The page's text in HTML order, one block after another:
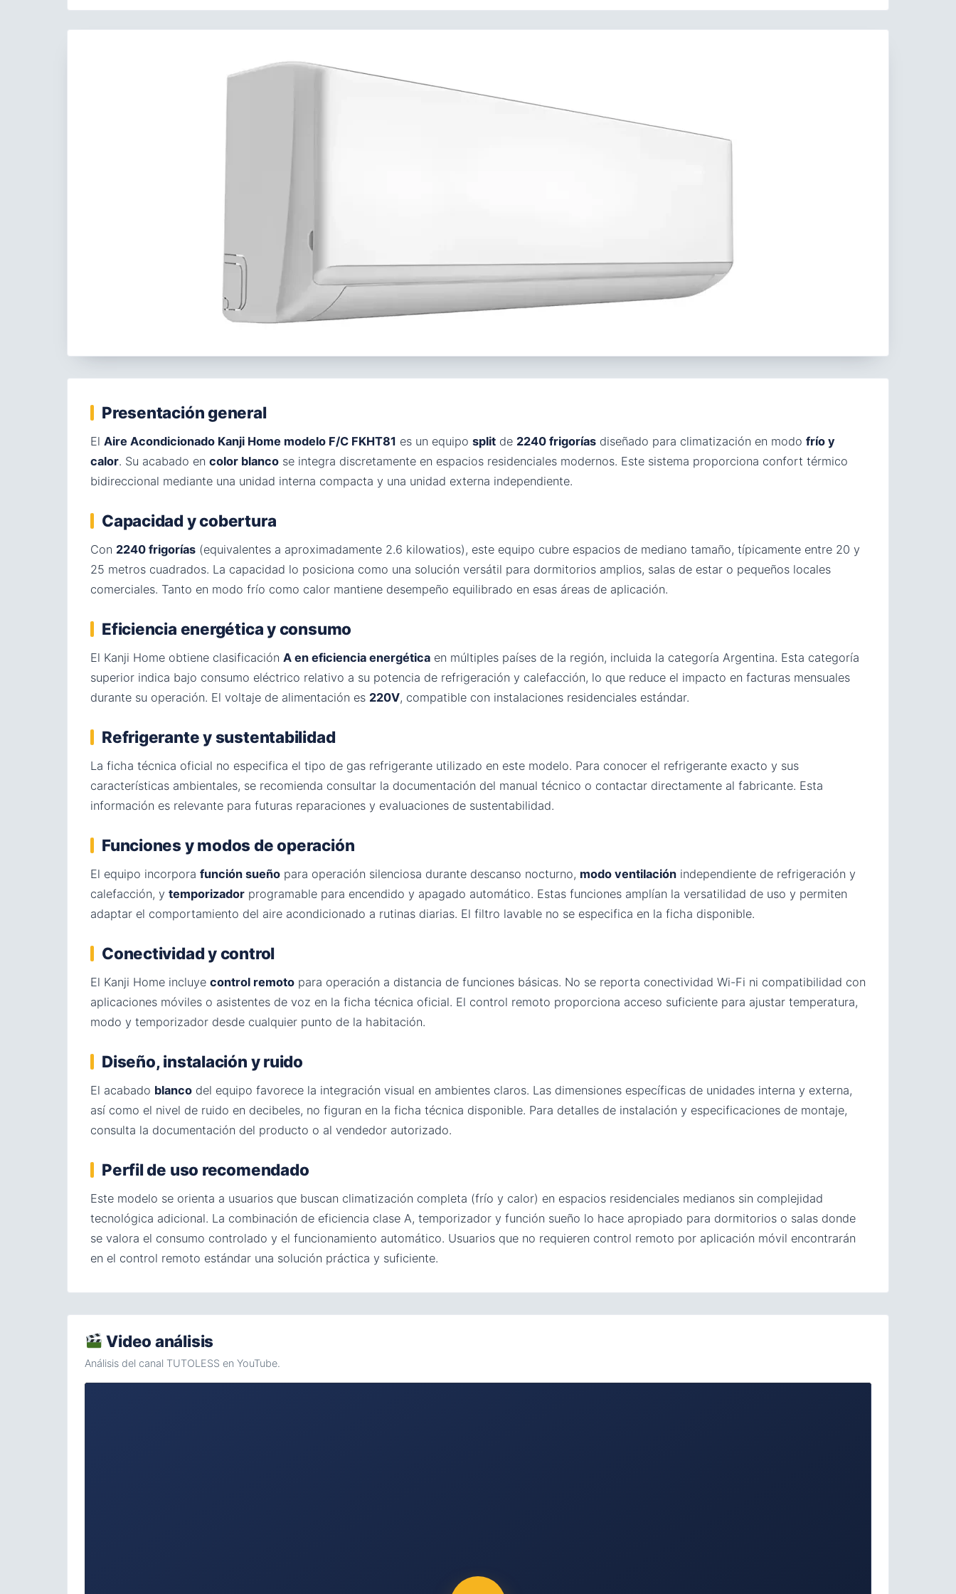
Presentación general
El Aire Acondicionado Kanji Home modelo F/C FKHT81 es un equipo split de 2240 frigorías diseñado para climatización en modo frío y
calor. Su acabado en color blanco se integra discretamente en espacios residenciales modernos. Este sistema proporciona confort térmico
bidireccional mediante una unidad interna compacta y una unidad externa independiente.
Capacidad y cobertura
Con 2240 frigorías (equivalentes a aproximadamente 2.6 kilowatios), este equipo cubre espacios de mediano tamaño, típicamente entre 20 y
25 metros cuadrados. La capacidad lo posiciona como una solución versátil para dormitorios amplios, salas de estar o pequeños locales
comerciales. Tanto en modo frío como calor mantiene desempeño equilibrado en esas áreas de aplicación.
Eficiencia energética y consumo
El Kanji Home obtiene clasificación A en eficiencia energética en múltiples países de la región, incluida la categoría Argentina. Esta categoría
superior indica bajo consumo eléctrico relativo a su potencia de refrigeración y calefacción, lo que reduce el impacto en facturas mensuales
durante su operación. El voltaje de alimentación es 220V, compatible con instalaciones residenciales estándar.
Refrigerante y sustentabilidad
La ficha técnica oficial no especifica el tipo de gas refrigerante utilizado en este modelo. Para conocer el refrigerante exacto y sus
características ambientales, se recomienda consultar la documentación del manual técnico o contactar directamente al fabricante. Esta
información es relevante para futuras reparaciones y evaluaciones de sustentabilidad.
Funciones y modos de operación
El equipo incorpora función sueño para operación silenciosa durante descanso nocturno, modo ventilación independiente de refrigeración y
calefacción, y temporizador programable para encendido y apagado automático. Estas funciones amplían la versatilidad de uso y permiten
adaptar el comportamiento del aire acondicionado a rutinas diarias. El filtro lavable no se especifica en la ficha disponible.
Conectividad y control
El Kanji Home incluye control remoto para operación a distancia de funciones básicas. No se reporta conectividad Wi-Fi ni compatibilidad con
aplicaciones móviles o asistentes de voz en la ficha técnica oficial. El control remoto proporciona acceso suficiente para ajustar temperatura,
modo y temporizador desde cualquier punto de la habitación.
Diseño, instalación y ruido
El acabado blanco del equipo favorece la integración visual en ambientes claros. Las dimensiones específicas de unidades interna y externa,
así como el nivel de ruido en decibeles, no figuran en la ficha técnica disponible. Para detalles de instalación y especificaciones de montaje,
consulta la documentación del producto o al vendedor autorizado.
Perfil de uso recomendado
Este modelo se orienta a usuarios que buscan climatización completa (frío y calor) en espacios residenciales medianos sin complejidad
tecnológica adicional. La combinación de eficiencia clase A, temporizador y función sueño lo hace apropiado para dormitorios o salas donde
se valora el consumo controlado y el funcionamiento automático. Usuarios que no requieren control remoto por aplicación móvil encontrarán
en el control remoto estándar una solución práctica y suficiente.
Video análisis
Análisis del canal TUTOLESS en YouTube.